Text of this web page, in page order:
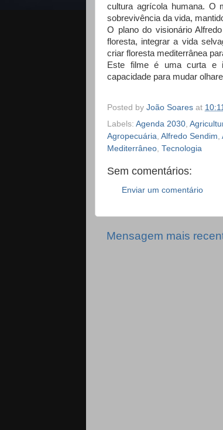
cultura agrícola humana. O
sobrevivência da vida,
O plano do visionário
floresta, integrar a vida
criar floresta mediterrânea
Este filme é uma curta e
capacidade para mudar
Posted by João Soares at 10:11
Labels: Agenda 2030
Agropecuária Alfredo Sendim
Mediterrâneo Tecnologia
Sem comentários:
Enviar um comentário
Mensagem mais